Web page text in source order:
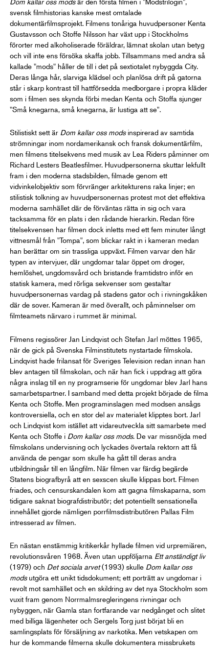
svensk filmhistorias kanske mest omtalade
dokumentärfilmsprojekt. Filmens tonåriga huvudpersoner Kenta
Gustavsson och Stoffe Nilsson har växt upp i Stockholms
förorter med alkoholiserade föräldrar, lämnat skolan utan betyg
och vill inte ens försöka skaffa jobb. Tillsammans med andra så
kallade "mods" håller de till i det på sextiotalet nybyggda City.
Deras långa hår, slarviga klädsel och planlösa drift på gatorna
står i skarp kontrast till hattförsedda medborgare i propra kläder
som i filmen ses skynda förbi medan Kenta och Stoffa sjunger
"Små knegarna, små knegarna, är lustiga att se".
Stilistiskt sett är Dom kallar oss modsinspirerad av samtida
strömningar inom nordamerikansk och fransk dokumentärfilm,
men filmens titelsekvens med musik av Lea Riders påminner om
Richard Lesters Beatlesfilmer. Huvudpersonerna skuttar lekfullt
fram i den moderna stadsbilden, filmade genom ett
vidvinkelobjektiv som förvränger arkitekturens raka linjer; en
stilistisk tolkning av huvudpersonernas protest mot det effektiva
moderna samhället där de förväntas rätta in sig och vara
tacksamma för en plats i den rådande hierarkin. Redan före
titelsekvensen har filmen dock inletts med ett fem minuter långt
vittnesmål från "Tompa", som blickar rakt in i kameran medan
han berättar om sin trassliga uppväxt. Filmen varvar den här
typen av intervjuer, där ungdomar talar öppet om droger,
hemlöshet, ungdomsvård och bristande framtidstro inför en
statisk kamera, med rörliga sekvenser som gestaltar
huvudpersonernas vardag på stadens gator och i rivningskåken
där de sover. Kameran är med överallt, och påminnelser om
filmteamets närvaro i rummet är minimal.
Filmens regissörer Jan Lindqvist och Stefan Jarl möttes 1965,
när de gick på Svenska Filminstitutets nystartade filmskola.
Lindqvist hade frilansat för Sveriges Television redan innan han
blev antagen till filmskolan, och när han fick i uppdrag att göra
några inslag till en ny programserie för ungdomar blev Jarl hans
samarbetspartner. I samband med detta projekt började de filma
Kenta och Stoffe. Men programinslagen med modsen ansågs
kontroversiella, och en stor del av materialet klipptes bort. Jarl
och Lindqvist kom istället att vidareutveckla sitt samarbete med
Kenta och Stoffe i Dom kallar oss mods. De var missnöjda med
filmskolans undervisning och lyckades övertala rektorn att få
använda de pengar som skulle ha gått till deras andra
utbildningsår till en långfilm. När filmen var färdig begärde
Statens biografbyrå att en sexscen skulle klippas bort. Filmen
friades, och censurskandalen kom att gagna filmskaparna, som
tidigare saknat biografdistributör; det potentiellt sensationella
innehållet gjorde nämligen porrfilmsdistributören Pallas Film
intresserad av filmen.
En nästan enstämmig kritikerkår hyllade filmen vid urpremiären,
revolutionsvåren 1968. Även utan uppföljarna Ett anständigt liv
(1979) och Det sociala arvet(1993) skulle Dom kallar oss
modsutgöra ett unikt tidsdokument; ett porträtt av ungdomar i
revolt mot samhället och en skildring av det nya Stockholm som
vuxit fram genom Norrmalmsregleringens rivningar och
nybyggen, när Gamla stan fortfarande var nedgånget och slitet
med billiga lägenheter och Sergels Torg just börjat bli en
samlingsplats för försäljning av narkotika. Men vetskapen om
hur de kommande filmerna skulle dokumentera missbrukets